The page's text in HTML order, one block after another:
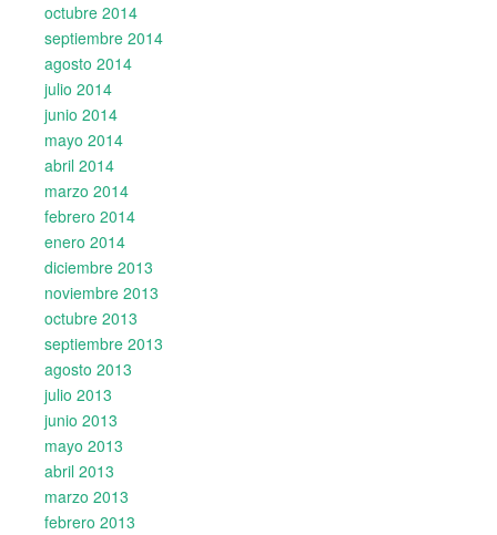
octubre 2014
septiembre 2014
agosto 2014
julio 2014
junio 2014
mayo 2014
abril 2014
marzo 2014
febrero 2014
enero 2014
diciembre 2013
noviembre 2013
octubre 2013
septiembre 2013
agosto 2013
julio 2013
junio 2013
mayo 2013
abril 2013
marzo 2013
febrero 2013